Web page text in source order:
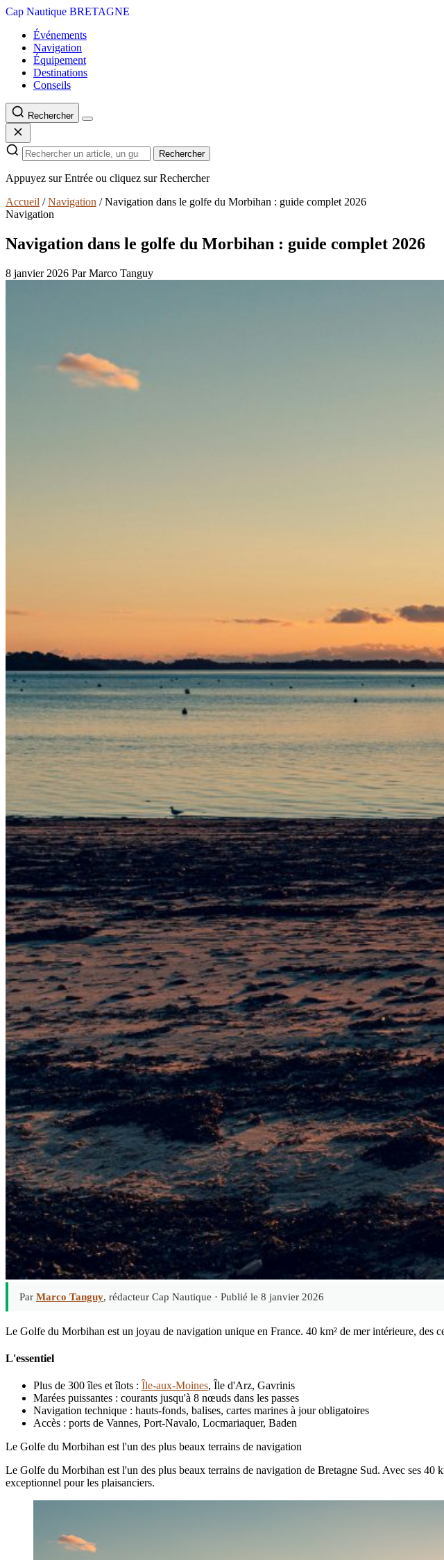
Cap Nautique BRETAGNE
Événements
Navigation
Équipement
Destinations
Conseils
Rechercher
Rechercher
Appuyez sur Entrée ou cliquez sur Rechercher
Accueil / Navigation / Navigation dans le golfe du Morbihan : guide complet 2026
Navigation
Navigation dans le golfe du Morbihan : guide complet 2026
8 janvier 2026 Par Marco Tanguy
Par Marco Tanguy, rédacteur Cap Nautique · Publié le 8 janvier 2026
Le Golfe du Morbihan est un joyau de navigation unique en France. 40 km² de mer intérieure, des
L'essentiel
Plus de 300 îles et îlots : Île-aux-Moines, Île d'Arz, Gavrinis
Marées puissantes : courants jusqu'à 8 nœuds dans les passes
Navigation technique : hauts-fonds, balises, cartes marines à jour obligatoires
Accès : ports de Vannes, Port-Navalo, Locmariaquer, Baden
Le Golfe du Morbihan est l'un des plus beaux terrains de navigation
Le Golfe du Morbihan est l'un des plus beaux terrains de navigation de Bretagne Sud. Avec ses 40
exceptionnel pour les plaisanciers.